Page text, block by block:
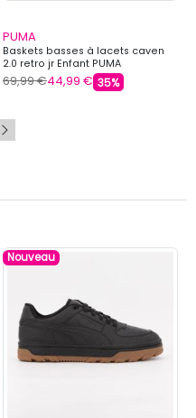
PUMA
Baskets basses à lacets caven
2.0 retro jr Enfant PUMA
69,99 €44,99 € 35%
Nouveau